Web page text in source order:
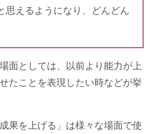
思えるようになり、どんどん
面としては、以前より能力が上
たことを表現したい時などが挙
果を上げる」は様々な場面で使